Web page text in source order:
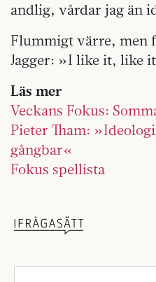
andlig, vårdar jag än
Flummigt värre, men
Jagger: »I like it, like
Läs mer
Veckans Fokus:
Pieter Tham:
gångbar«
Fokus spellista